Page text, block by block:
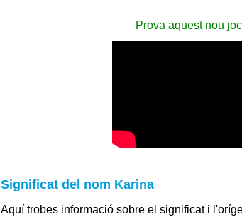
Prova aquest nou
Significat del nom Karina
Aquí trobes informació sobre el significat i